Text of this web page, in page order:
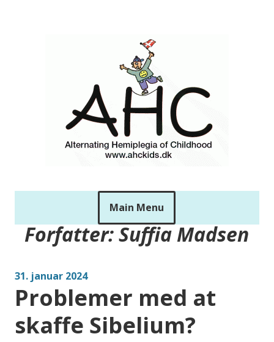
Main Menu
Forfatter:Suffia Madsen
31. januar 2024
Problemer med at
skaffe Sibelium?